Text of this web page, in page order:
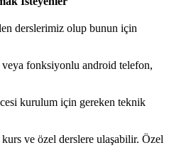
derslerimiz olup bunun için
fonksiyonlu android telefon,
kurulum için gereken teknik
ve özel derslere ulaşabilir. Özel